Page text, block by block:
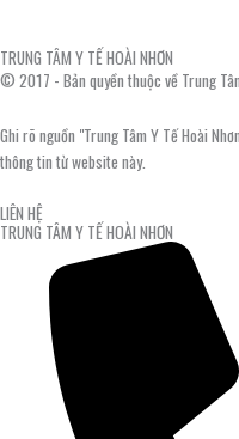
TRUNG TÂM Y TẾ HOÀI NHƠN
© 2017 - Bản quyền thuộc về Trung
Ghi rõ nguồn "Trung Tâm Y Tế Hoài
thông tin từ website này.
LIÊN HỆ
TRUNG TÂM Y TẾ HOÀI NHƠN